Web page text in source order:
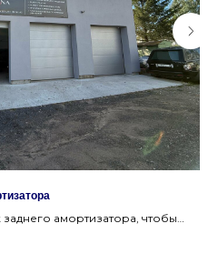
амортизатора, чтобы